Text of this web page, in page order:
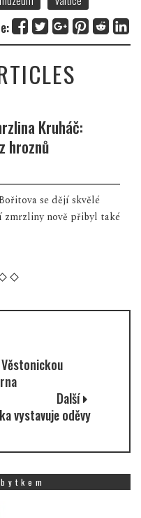
Tesco
dětí a
Tesco po celé
událost grantového
Další
vystavuje oděvy